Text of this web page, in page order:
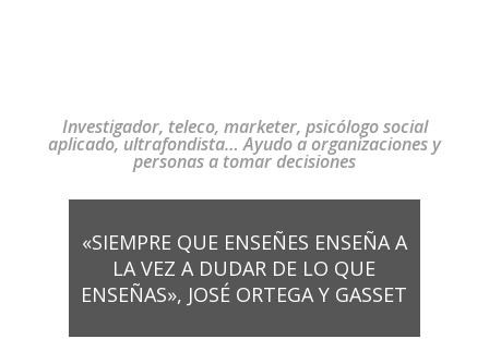
Investigador, teleco, marketer, psicólogo social
aplicado, ultrafondista… Ayudo a organizaciones y
personas a tomar decisiones
«SIEMPRE QUE ENSEÑES ENSEÑA A
LA VEZ A DUDAR DE LO QUE
ENSEÑAS», JOSÉ ORTEGA Y GASSET